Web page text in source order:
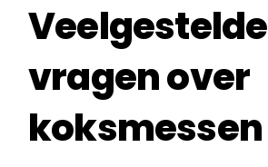
Veelgestelde
vragen over
koksmessen